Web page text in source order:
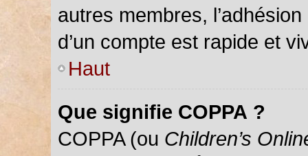
autres membres,
d’un compte est rapide et
Haut
Que signifie COPPA ?
COPPA (ou Children’s